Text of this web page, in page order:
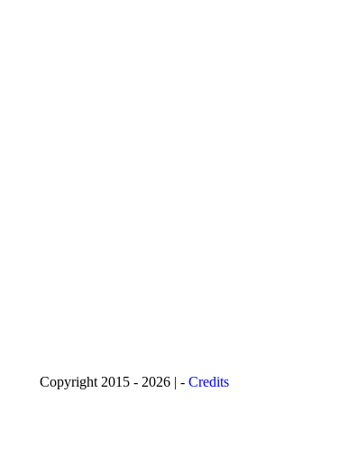
Copyright 2015 - 2026 | - Credits